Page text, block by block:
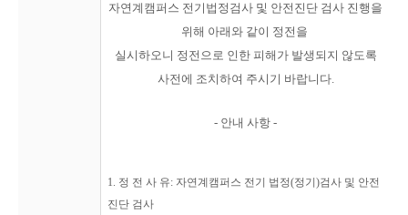
자연계캠퍼스 전기법정검사 및 안전진단 검사 진행을
위해 아래와 같이 정전을
실시하오니 정전으로 인한 피해가 발생되지 않도록
사전에 조치하여 주시기 바랍니다.
- 안내 사항 -
1. 정 전 사 유: 자연계캠퍼스 전기 법정(정기)검사 및 안전
진단 검사